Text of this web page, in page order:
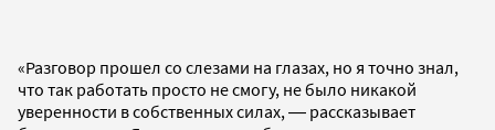
«Разговор прошел со слезами на глазах, но я точно знал,
что так работать просто не смогу, не было никакой
уверенности в собственных силах, ― рассказывает